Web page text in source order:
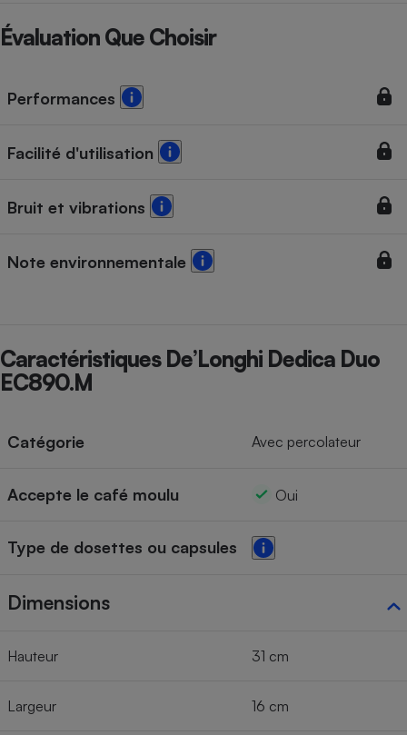
Évaluation Que Choisir
Performances
Facilité d'utilisation
Bruit et vibrations
Note environnementale
Caractéristiques De’Longhi Dedica Duo
EC890.M
Catégorie Avec percolateur
Accepte le café moulu Oui
Type de dosettes ou capsules
Dimensions
Hauteur 31 cm
Largeur 16 cm